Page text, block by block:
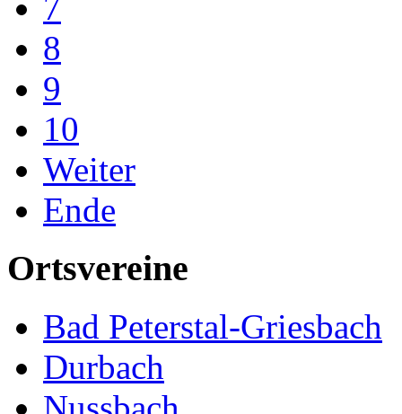
7
8
9
10
Weiter
Ende
Ortsvereine
Bad Peterstal-Griesbach
Durbach